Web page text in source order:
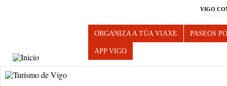
VIGO
Turismo de Vigo
ORGANIZA A TÚA VIAXE PASEOS
APP VIGO